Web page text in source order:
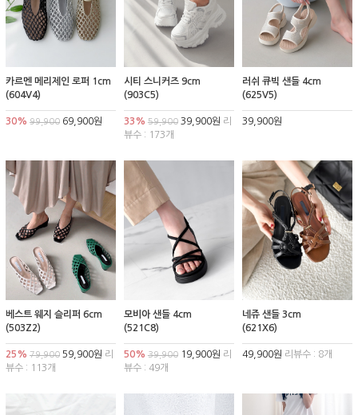
카르멘 메리제인 로퍼 1cm
(604V4)
30% 99,900 69,900원
시티 스니커즈 9cm
(903C5)
33% 59,90039,900원 리
뷰수 : 173개
러쉬 큐빅 샌들 4cm
(625V5)
39,900원
베스트 웨지 슬리퍼 6cm
(503Z2)
25% 79,900 59,900원 리
뷰수 : 113개
모비아 샌들 4cm
(521C8)
50% 39,90019,900원 리
뷰수 : 49개
네쥬 샌들 3cm
(621X6)
49,900원 리뷰수 : 8개